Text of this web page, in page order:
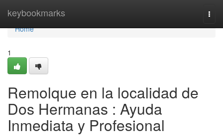
keybookmarks
Home
Home
1
Remolque en la localidad de
Dos Hermanas : Ayuda
Inmediata y Profesional